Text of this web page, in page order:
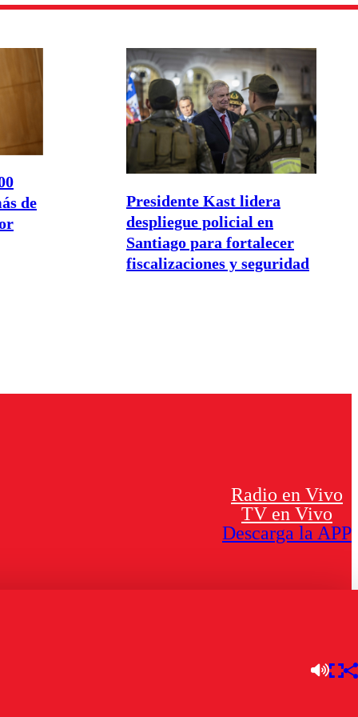
de
Presidente Kast lidera
despliegue policial en
Santiago para fortalecer
fiscalizaciones y seguridad
Radio en Vivo
TV en Vivo
Descarga la APP